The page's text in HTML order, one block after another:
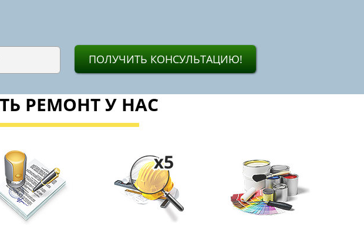
ПОЛУЧИТЬ КОНСУЛЬТАЦИЮ!
РЕМОНТ У НАС